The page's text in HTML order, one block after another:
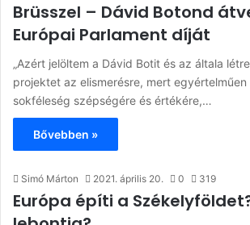
Brüsszel – Dávid Botond
Európai Parlament díját
„Azért jelöltem a Dávid Botit és az általa
projektet az elismerésre, mert egyértelműen
sokféleség szépségére és értékére,…
Bővebben »
Simó Márton 2021. április 20. 0 319
Európa építi a